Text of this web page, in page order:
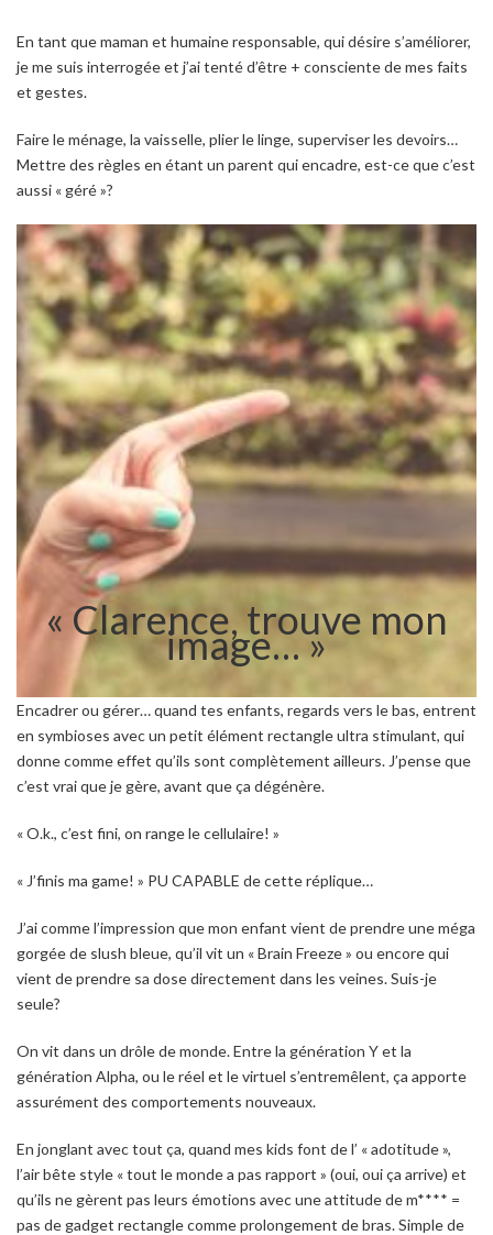
En tant que maman et humaine responsable, qui désire s’améliorer,
je me suis interrogée et j’ai tenté d’être + consciente de mes faits
et gestes.
Faire le ménage, la vaisselle, plier le linge, superviser les devoirs…
Mettre des règles en étant un parent qui encadre, est-ce que c’est
aussi « géré »?
« Clarence, trouve mon
image… »
Encadrer ou gérer… quand tes enfants, regards vers le bas, entrent
en symbioses avec un petit élément rectangle ultra stimulant, qui
donne comme effet qu’ils sont complètement ailleurs. J’pense que
c’est vrai que je gère, avant que ça dégénère.
« O.k., c’est fini, on range le cellulaire! »
« J’finis ma game! » PU CAPABLE de cette réplique…
J’ai comme l’impression que mon enfant vient de prendre une méga
gorgée de slush bleue, qu’il vit un « Brain Freeze » ou encore qui
vient de prendre sa dose directement dans les veines. Suis-je
seule?
On vit dans un drôle de monde. Entre la génération Y et la
génération Alpha, ou le réel et le virtuel s’entremêlent, ça apporte
assurément des comportements nouveaux.
En jonglant avec tout ça, quand mes kids font de l’ « adotitude »,
l’air bête style « tout le monde a pas rapport » (oui, oui ça arrive) et
qu’ils ne gèrent pas leurs émotions avec une attitude de m**** =
pas de gadget rectangle comme prolongement de bras. Simple de